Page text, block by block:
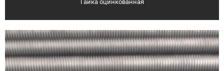
Гайка оцинкованная